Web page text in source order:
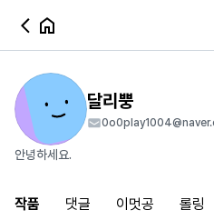
달리뿡
안녕하세요.
작품 댓글 이멋공 롤링